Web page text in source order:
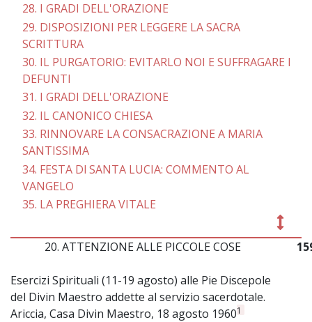
28. I GRADI DELL'ORAZIONE
29. DISPOSIZIONI PER LEGGERE LA SACRA
SCRITTURA
30. IL PURGATORIO: EVITARLO NOI E SUFFRAGARE I
DEFUNTI
31. I GRADI DELL'ORAZIONE
32. IL CANONICO CHIESA
33. RINNOVARE LA CONSACRAZIONE A MARIA
SANTISSIMA
34. FESTA Dl SANTA LUCIA: COMMENTO AL
VANGELO
35. LA PREGHIERA VITALE
20. ATTENZIONE ALLE PICCOLE COSE
Esercizi Spirituali (11-19 agosto) alle Pie Discepole
del Divin Maestro addette al servizio sacerdotale.
Ariccia, Casa Divin Maestro, 18 agosto 19601